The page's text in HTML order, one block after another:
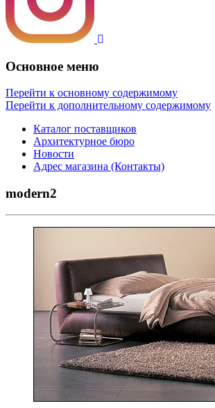
Основное меню
Перейти к основному содержимому
Перейти к дополнительному содержимому
Каталог поставщиков
Архитектурное бюро
Новости
Адрес магазина (Контакты)
modern2